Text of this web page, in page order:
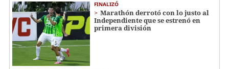
FINALIZÓ
Marathón derrotó con lo justo al
Independiente que se estrenó en
primera división